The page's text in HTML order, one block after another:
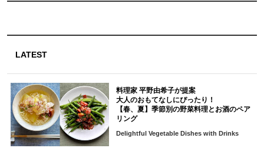
LATEST
料理家 平野由希子が提案
大人のおもてなしにぴったり！
【春、夏】季節別の野菜料理とお酒のペア
リング
Delightful Vegetable Dishes with Drinks